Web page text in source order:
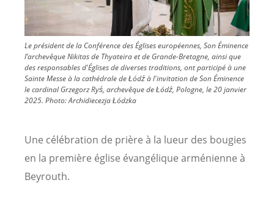
Le président de la Conférence des Églises européennes, Son Éminence
l’archevêque Nikitas de Thyateira et de Grande-Bretagne, ainsi que
des responsables d'Églises de diverses traditions, ont participé à une
Sainte Messe à la cathédrale de Łódź à l'invitation de Son Éminence
le cardinal Grzegorz Ryś, archevêque de Łódź, Pologne, le 20 janvier
2025. Photo:Archidiecezja Łódzka
Une célébration de prière à la lueur des bougies
en la première église évangélique arménienne à
Beyrouth.